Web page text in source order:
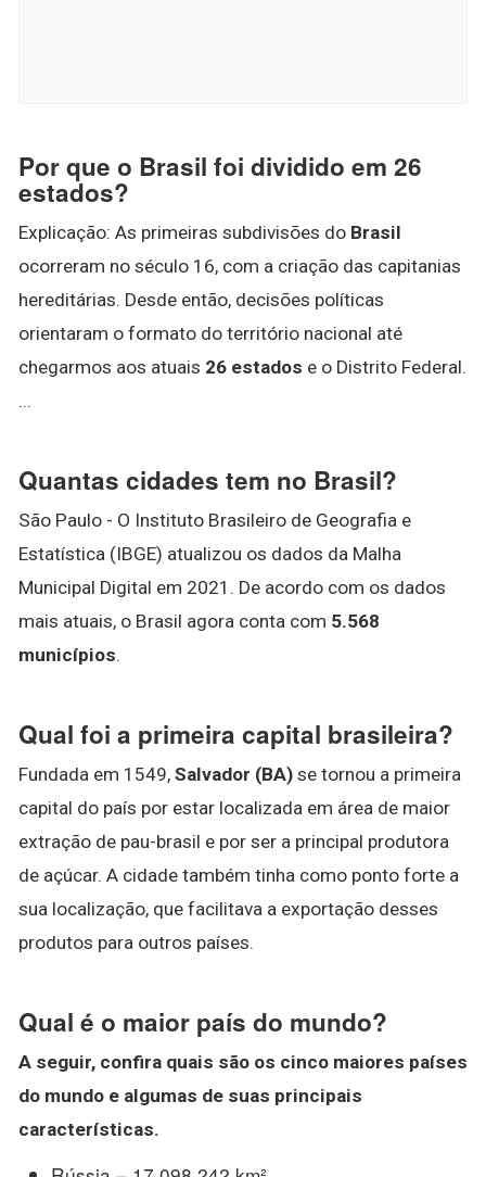
Por que o Brasil foi dividido em 26
estados?
Explicação: As primeiras subdivisões do Brasil
ocorreram no século 16, com a criação das capitanias
hereditárias. Desde então, decisões políticas
orientaram o formato do território nacional até
chegarmos aos atuais 26 estados e o Distrito Federal.
...
Quantas cidades tem no Brasil?
São Paulo - O Instituto Brasileiro de Geografia e
Estatística (IBGE) atualizou os dados da Malha
Municipal Digital em 2021. De acordo com os dados
mais atuais, o Brasil agora conta com 5.568
municípios.
Qual foi a primeira capital brasileira?
Fundada em 1549, Salvador (BA) se tornou a primeira
capital do país por estar localizada em área de maior
extração de pau-brasil e por ser a principal produtora
de açúcar. A cidade também tinha como ponto forte a
sua localização, que facilitava a exportação desses
produtos para outros países.
Qual é o maior país do mundo?
A seguir, confira quais são os cinco maiores países
do mundo e algumas de suas principais
características.